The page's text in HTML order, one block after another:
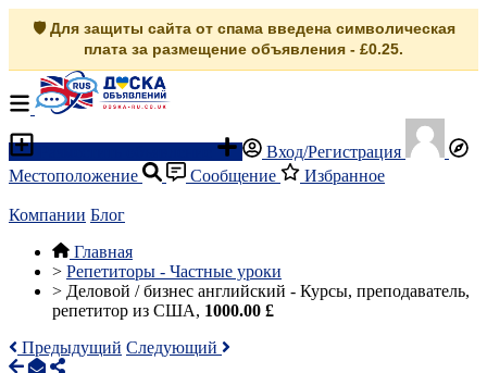
🛡️ Для защиты сайта от спама введена символическая
плата за размещение объявления - £0.25.
Вход/Регистрация
Местоположение
Сообщение Избранное
Компании Блог
Главная
> Репетиторы - Частные уроки
> Деловой / бизнес английский - Курсы, преподаватель,
репетитор из США, 1000.00 £
Предыдущий Следующий